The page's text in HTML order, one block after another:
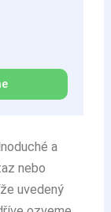
a
nebo
uvedený